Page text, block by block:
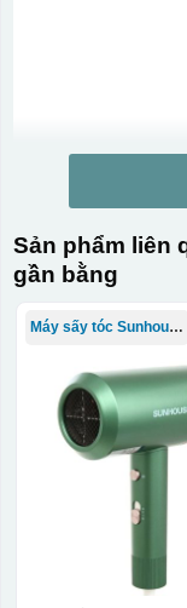
Sản phẩm liên
gần bằng
Máy sấy tóc Sunhouse